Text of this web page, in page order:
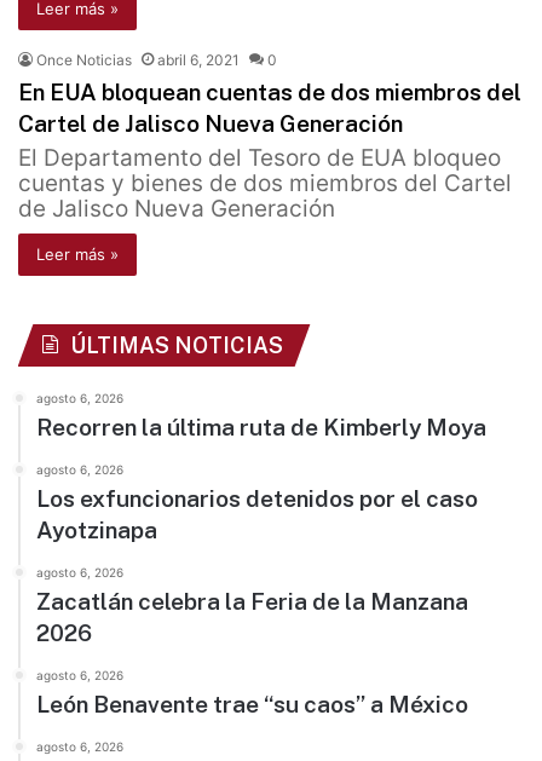
Leer más »
Once Noticias abril 6, 2021 0
En EUA bloquean cuentas de dos miembros del
Cartel de Jalisco Nueva Generación
El Departamento del Tesoro de EUA bloqueo
cuentas y bienes de dos miembros del Cartel
de Jalisco Nueva Generación
Leer más »
ÚLTIMAS NOTICIAS
agosto 6, 2026
Recorren la última ruta de Kimberly Moya
agosto 6, 2026
Los exfuncionarios detenidos por el caso
Ayotzinapa
agosto 6, 2026
Zacatlán celebra la Feria de la Manzana
2026
agosto 6, 2026
León Benavente trae “su caos” a México
agosto 6, 2026